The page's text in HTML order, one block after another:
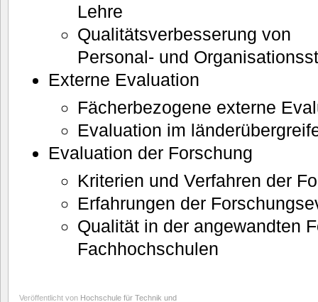
Lehre
Qualitätsverbesserung von
Personal- und
Externe Evaluation
Fächerbezogene externe
Evaluation im
Evaluation der Forschung
Kriterien und Verfahren der
Erfahrungen der
Qualität in der angewandten
Fachhochschulen
Veröffentlicht von Hochschule für Technik und